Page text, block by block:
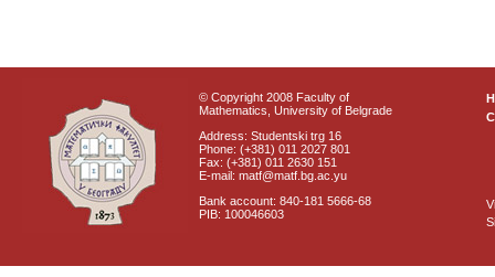
© Copyright 2008 Faculty of
Mathematics, University of Belgrade
Address: Studentski trg 16
Phone: (+381) 011 2027 801
Fax: (+381) 011 2630 151
E-mail: matf@matf.bg.ac.yu
Bank account: 840-181 5666-68
PIB: 100046603